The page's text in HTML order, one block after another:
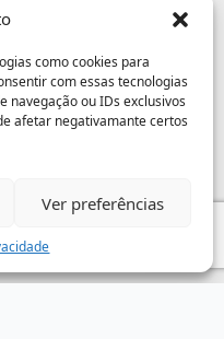
como cookies para
com essas tecnologias
navegação ou IDs exclusivos
afetar negativamante certos
Ver preferências